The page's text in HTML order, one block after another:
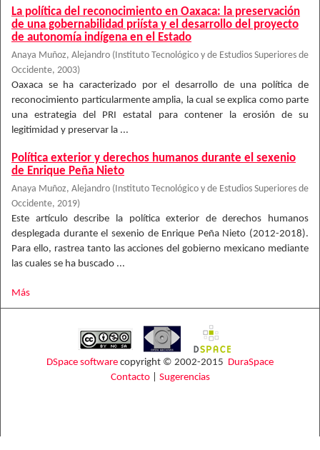
La política del reconocimiento en Oaxaca: la preservación
de una gobernabilidad priísta y el desarrollo del proyecto
de autonomía indígena en el Estado
Anaya Muñoz, Alejandro ( Instituto Tecnológico y de Estudios Superiores de
Occidente, 2003)
Oaxaca se ha caracterizado por el desarrollo de una política de
reconocimiento particularmente amplia, la cual se explica como parte
una estrategia del PRI estatal para contener la erosión de su
legitimidad y preservar la ...
Política exterior y derechos humanos durante el sexenio
de Enrique Peña Nieto
Anaya Muñoz, Alejandro ( Instituto Tecnológico y de Estudios Superiores de
Occidente, 2019)
Este artículo describe la política exterior de derechos humanos
desplegada durante el sexenio de Enrique Peña Nieto (2012-2018).
Para ello, rastrea tanto las acciones del gobierno mexicano mediante
las cuales se ha buscado ...
Más
DSpace software copyright © 2002-2015 DuraSpace
Contacto| Sugerencias